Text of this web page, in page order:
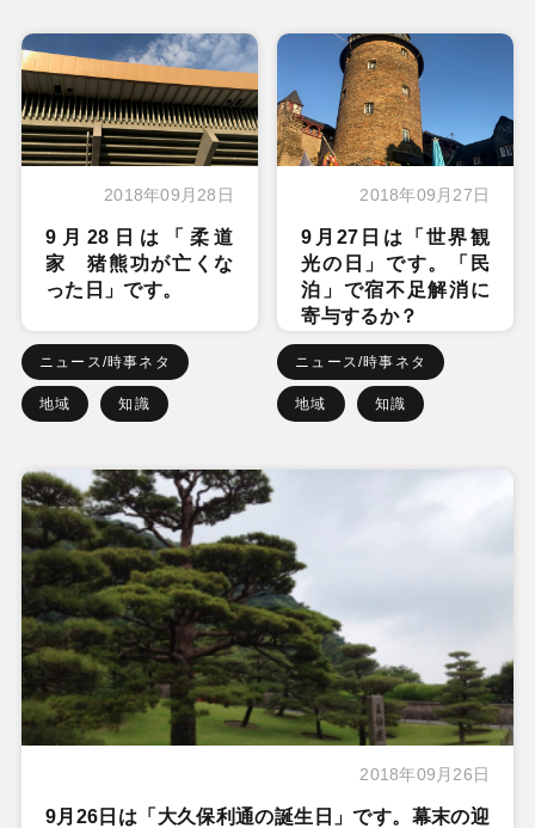
2018年09月28日
9月28日は「柔道
家 猪熊功が亡くな
った日」です。
ニュース/時事ネタ
地域 知識
2018年09月27日
9月27日は「世界観
光の日」です。「民
泊」で宿不足解消に
寄与するか？
ニュース/時事ネタ
地域 知識
2018年09月26日
9月26日は「大久保利通の誕生日」です。幕末の迎